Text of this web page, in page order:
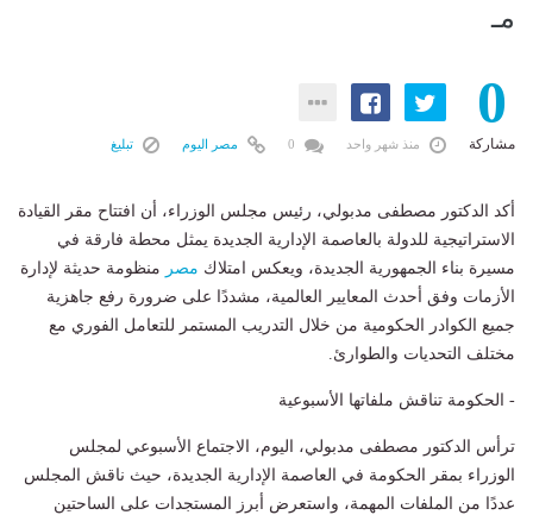
مـ
0
مشاركة منذ شهر واحد مصر اليوم تبليغ
أكد الدكتور مصطفى مدبولي، رئيس مجلس الوزراء، أن افتتاح مقر القيادة
الاستراتيجية للدولة بالعاصمة الإدارية الجديدة يمثل محطة فارقة في
مسيرة بناء الجمهورية الجديدة، ويعكس امتلاك مصر منظومة حديثة لإدارة
الأزمات وفق أحدث المعايير العالمية، مشددًا على ضرورة رفع جاهزية
جميع الكوادر الحكومية من خلال التدريب المستمر للتعامل الفوري مع
مختلف التحديات والطوارئ.
- الحكومة تناقش ملفاتها الأسبوعية
ترأس الدكتور مصطفى مدبولي، اليوم، الاجتماع الأسبوعي لمجلس
الوزراء بمقر الحكومة في العاصمة الإدارية الجديدة، حيث ناقش المجلس
عددًا من الملفات المهمة، واستعرض أبرز المستجدات على الساحتين